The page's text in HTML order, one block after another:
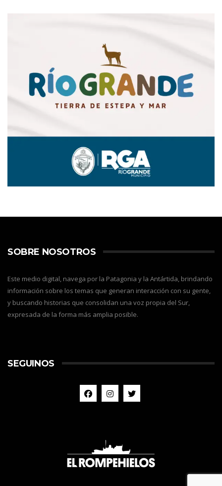
SOBRE NOSOTROS
Este medio digital, navega por la Patagonia y la Antártida, brindando
información sobre los temas que generan interacción con su gente,
y buscando historias que consolidan una voz propia del Sur,
expresada de la forma más amplia posible.
SEGUINOS